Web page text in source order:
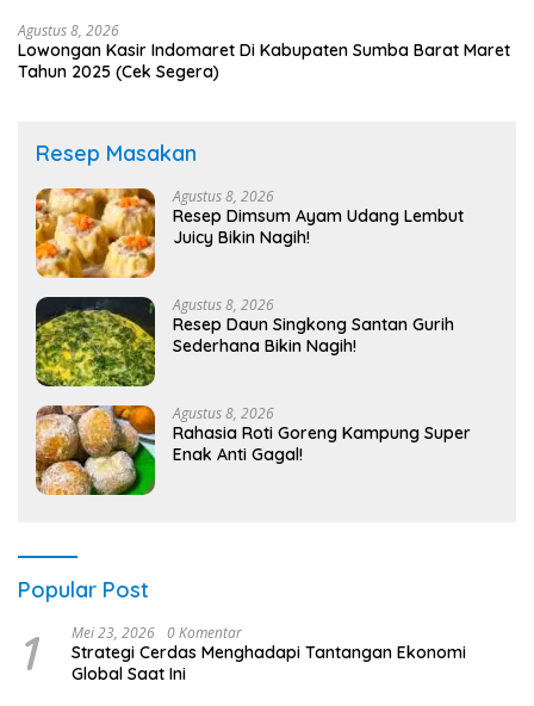
Agustus 8, 2026
Lowongan Kasir Indomaret Di Kabupaten Sumba Barat Maret
Tahun 2025 (Cek Segera)
Resep Masakan
Agustus 8, 2026
Resep Dimsum Ayam Udang Lembut
Juicy Bikin Nagih!
Agustus 8, 2026
Resep Daun Singkong Santan Gurih
Sederhana Bikin Nagih!
Agustus 8, 2026
Rahasia Roti Goreng Kampung Super
Enak Anti Gagal!
Popular Post
1 Mei 23, 2026 0 Komentar
Strategi Cerdas Menghadapi Tantangan Ekonomi
Global Saat Ini